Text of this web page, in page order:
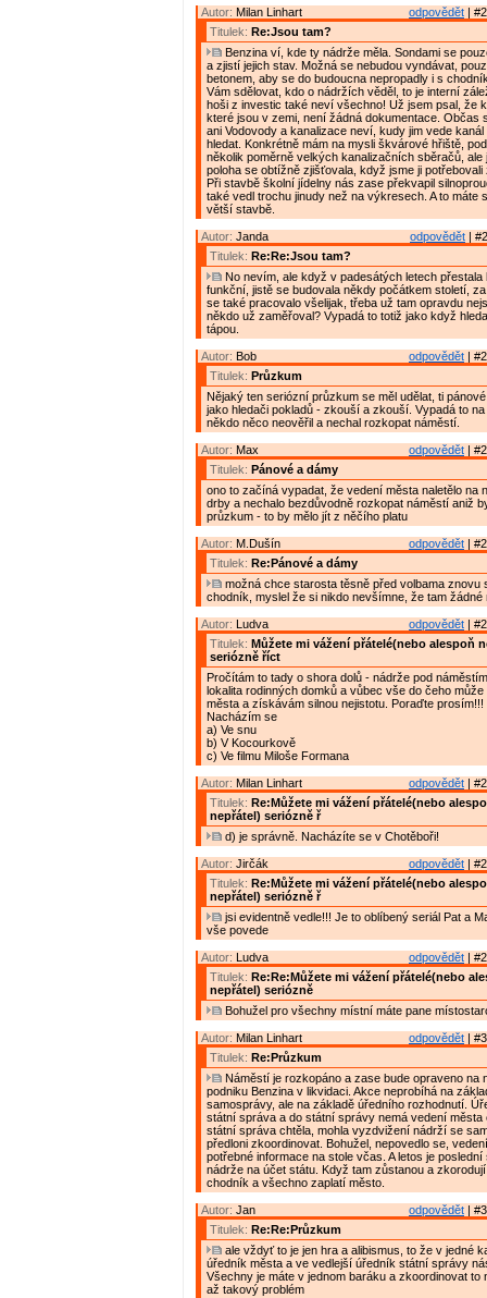
odpovědět |
Autor: Milan Linhart
Titulek: Re:Jsou tam?
Benzina ví, kde ty nádrže měla. Sondami se
a zjistí jejich stav. Možná se nebudou vyndávat,
betonem, aby se do budoucna nepropadly i s
Vám sdělovat, kdo o nádržích věděl, to je interní
hoši z investic také neví všechno! Už jsem psal, že
které jsou v zemi, není žádná dokumentace. Občas
ani Vodovody a kanalizace neví, kudy jim vede kanál
hledat. Konkrétně mám na mysli škvárové hřiště,
několik poměrně velkých kanalizačních sběračů, ale
poloha se obtížně zjišťovala, když jsme ji potřebovali
Při stavbě školní jídelny nás zase překvapil
také vedl trochu jinudy než na výkresech. A to máte
větší stavbě.
odpovědět |
Autor: Janda
Titulek: Re:Re:Jsou tam?
No nevím, ale když v padesátých letech přestala
funkční, jistě se budovala někdy počátkem století,
se také pracovalo všelijak, třeba už tam opravdu
někdo už zaměřoval? Vypadá to totiž jako když
tápou.
odpovědět |
Autor: Bob
Titulek: Průzkum
Nějaký ten seriózní průzkum se měl udělat, ti
jako hledači pokladů - zkouší a zkouší. Vypadá to
někdo něco neověřil a nechal rozkopat náměstí.
odpovědět |
Autor: Max
Titulek: Pánové a dámy
ono to začíná vypadat, že vedení města naletělo na
drby a nechalo bezdůvodně rozkopat náměstí aniž
průzkum - to by mělo jít z něčího platu
odpovědět |
Autor: M.Dušín
Titulek: Re:Pánové a dámy
možná chce starosta těsně před volbama znovu
chodník, myslel že si nikdo nevšímne, že tam žádné
odpovědět |
Autor: Ludva
Titulek: Můžete mi vážení přátelé(nebo alespoň
seriózně říct
Pročítám to tady o shora dolů - nádrže pod
lokalita rodinných domků a vůbec vše do čeho může
města a získávám silnou nejistotu. Poraďte prosím!!!
Nacházím se
a) Ve snu
b) V Kocourkově
c) Ve filmu Miloše Formana
odpovědět |
Autor: Milan Linhart
Titulek: Re:Můžete mi vážení přátelé(nebo
nepřátel) seriózně ř
d) je správně. Nacházíte se v Chotěboři!
odpovědět |
Autor: Jirčák
Titulek: Re:Můžete mi vážení přátelé(nebo
nepřátel) seriózně ř
jsi evidentně vedle!!! Je to oblíbený seriál Pat a
vše povede
odpovědět |
Autor: Ludva
Titulek: Re:Re:Můžete mi vážení přátelé(nebo
nepřátel) seriózně
Bohužel pro všechny místní máte pane
odpovědět |
Autor: Milan Linhart
Titulek: Re:Průzkum
Náměstí je rozkopáno a zase bude opraveno na
podniku Benzina v likvidaci. Akce neprobíhá na
samosprávy, ale na základě úředního rozhodnutí.
státní správa a do státní správy nemá vedení města
státní správa chtěla, mohla vyzdvižení nádrží se
předloni zkoordinovat. Bohužel, nepovedlo se,
potřebné informace na stole včas. A letos je
nádrže na účet státu. Když tam zůstanou a
chodník a všechno zaplatí město.
odpovědět |
Autor: Jan
Titulek: Re:Re:Průzkum
ale vždyť to je jen hra a alibismus, to že v jedné
úředník města a ve vedlejší úředník státní správy
Všechny je máte v jednom baráku a zkoordinovat to
až takový problém